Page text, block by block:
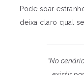
Pode soar
deixa claro qual
“No